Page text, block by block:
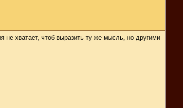
не хватает, чтоб выразить ту же мысль, но другими